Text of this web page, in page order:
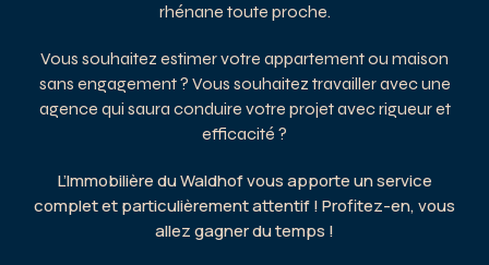
rhénane toute proche.
Vous souhaitez estimer votre appartement ou maison
sans engagement ? Vous souhaitez travailler avec une
agence qui saura conduire votre projet avec rigueur et
efficacité ?
L’Immobilière du Waldhof vous apporte un service
complet et particulièrement attentif ! Profitez-en, vous
allez gagner du temps !